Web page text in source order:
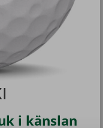
i känslan